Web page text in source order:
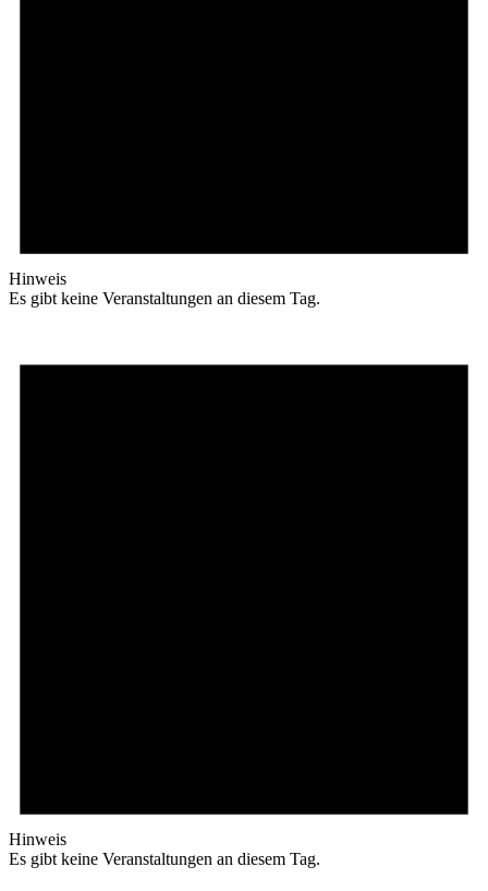
Hinweis
Es gibt keine Veranstaltungen an diesem Tag.
Hinweis
Es gibt keine Veranstaltungen an diesem Tag.